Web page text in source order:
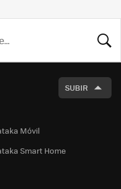
SUBIR
Móvil
Smart Home